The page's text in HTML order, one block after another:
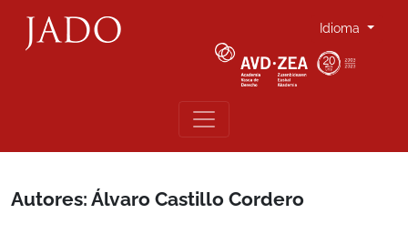
Idioma
Autores: Álvaro Castillo Cordero